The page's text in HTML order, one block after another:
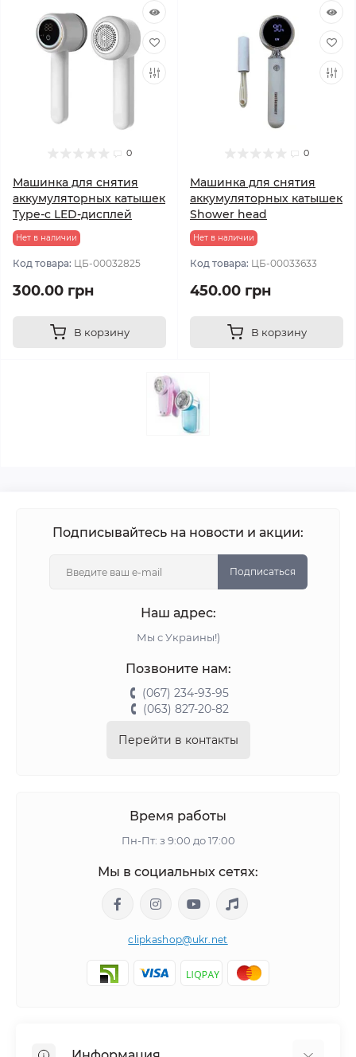
0
Машинка для снятия
аккумуляторных катышек
Type-c LED-дисплей
Нет в наличии
Код товара: ЦБ-00032825
300.00 грн
В корзину
0
Машинка для снятия
аккумуляторных катышек
Shower head
Нет в наличии
Код товара: ЦБ-00033633
450.00 грн
В корзину
Подписывайтесь на новости и акции:
Подписаться
Наш адрес:
Мы с Украины!)
Позвоните нам:
(067) 234-93-95
(063) 827-20-82
Перейти в контакты
Время работы
Пн-Пт: з 9:00 до 17:00
Мы в социальных сетях:
clipkashop@ukr.net